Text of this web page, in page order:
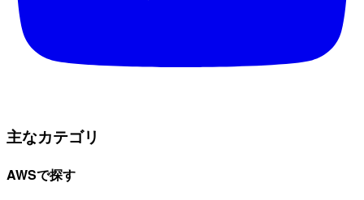
主なカテゴリ
AWSで探す